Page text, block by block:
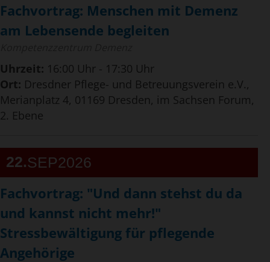
Fachvortrag: Menschen mit Demenz
am Lebensende begleiten
Uhrzeit: 16:00 Uhr - 17:30 Uhr
Ort: Dresdner Pflege- und Betreuungsverein e.V.,
Merianplatz 4, 01169 Dresden, im Sachsen Forum,
2. Ebene
22 SEP2026
Fachvortrag: "Und dann stehst du da
und kannst nicht mehr!"
Stressbewältigung für pflegende
Angehörige